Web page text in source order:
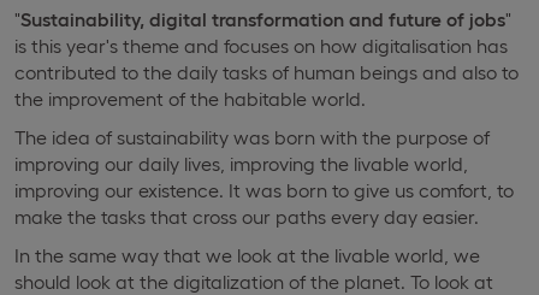
"Sustainability, digital transformation and future of jobs"
is this year's theme and focuses on how digitalisation has
contributed to the daily tasks of human beings and also to
the improvement of the habitable world.
The idea of sustainability was born with the purpose of
improving our daily lives, improving the livable world,
improving our existence. It was born to give us comfort, to
make the tasks that cross our paths every day easier.
In the same way that we look at the livable world, we
should look at the digitalization of the planet. To look at